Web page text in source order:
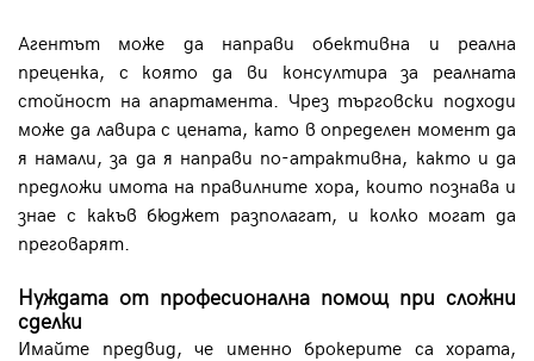
Агентът може да направи обективна и реална
преценка, с която да ви консултира за реалната
стойност на апартамента. Чрез търговски подходи
може да лавира с цената, като в определен момент да
я намали, за да я направи по-атрактивна, както и да
предложи имота на правилните хора, които познава и
знае с какъв бюджет разполагат, и колко могат да
преговарят.
Нуждата от професионална помощ при сложни
сделки
Имайте предвид, че именно брокерите са хората,